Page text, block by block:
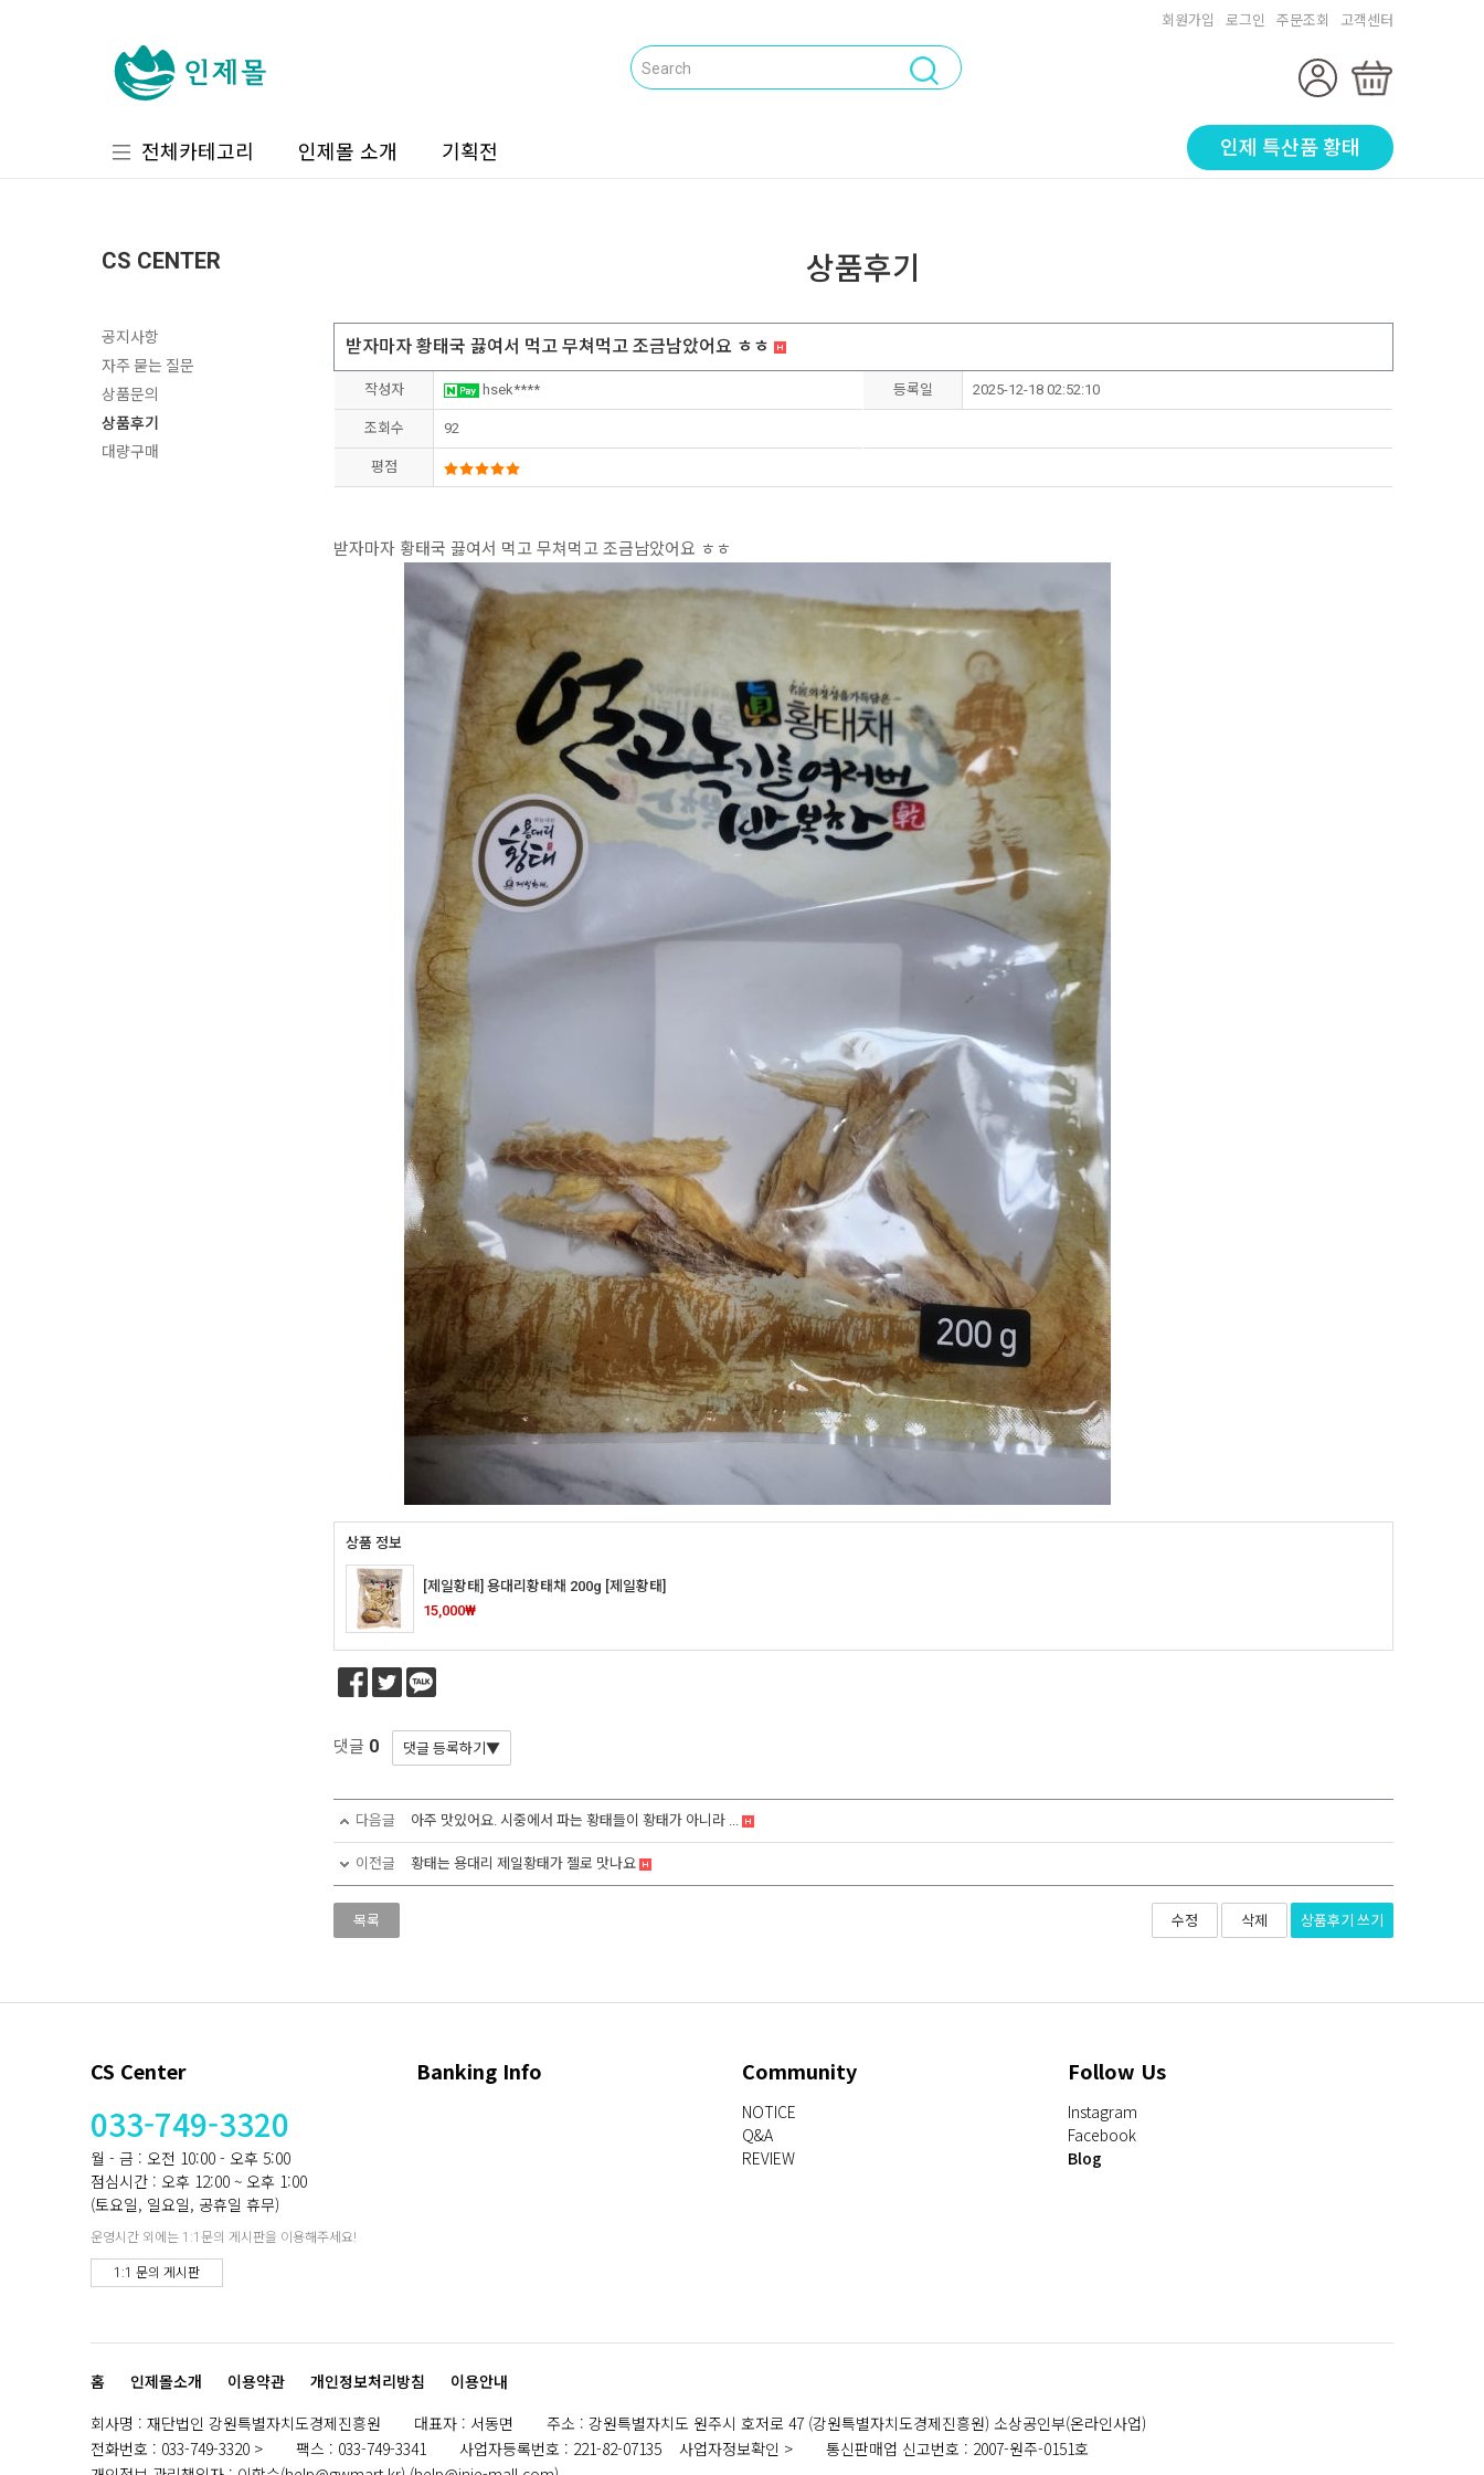
회원가입 로그인 주문조회 고객센터
닫기
전체카테고리 인제몰 소개 기획전 인제 특산품 황태
CS CENTER
공지사항
자주 묻는 질문
상품문의
상품후기
대량구매
상품후기
받자마자 황태국 끓여서 먹고 무쳐먹고 조금남았어요 ㅎㅎ
작성자 hsek**** 등록일 2025-12-18 02:52:10
조회수 92
평점
받자마자 황태국 끓여서 먹고 무쳐먹고 조금남았어요 ㅎㅎ
상품 정보
[제일황태] 용대리황태채 200g [제일황태]
15,000₩
댓글 0
다음글 아주 맛있어요. 시중에서 파는 황태들이 황태가 아니라 ...
이전글 황태는 용대리 제일황태가 젤로 맛나요
목록 수정 삭제 상품후기 쓰기
CS Center
033-749-3320
월 - 금 : 오전 10:00 - 오후 5:00
점심시간 : 오후 12:00 ~ 오후 1:00
(토요일, 일요일, 공휴일 휴무)
운영시간 외에는 1:1문의 게시판을 이용해주세요!
1:1 문의 게시판
Banking Info Community
NOTICE
Q&A
REVIEW
Follow Us
Instagram
Facebook
Blog
홈 인제몰소개 이용약관 개인정보처리방침 이용안내
회사명 : 재단법인 강원특별자치도경제진흥원 대표자 : 서동면 주소 : 강원특별자치도 원주시 호저로 47 (강원특별자치도경제진흥원) 소상공인부(온라인사업)
전화번호 : 033-749-3320 팩스 : 033-749-3341 사업자등록번호 : 221-82-07135 사업자정보확인 통신판매업 신고번호 : 2007-원주-0151호